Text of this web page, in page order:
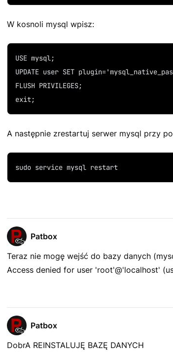
W kosnoli mysql wpisz:
USE mysql;
UPDATE user SET
FLUSH PRIVILEGES;
exit;
A następnie zrestartuj serwer mysql przy
sudo service mysql restart
Patbox
Teraz nie mogę wejść do bazy danych
Access denied for user 'root'@'localhost'
Patbox
DobrA REINSTALUJĘ BAZĘ DANYCH